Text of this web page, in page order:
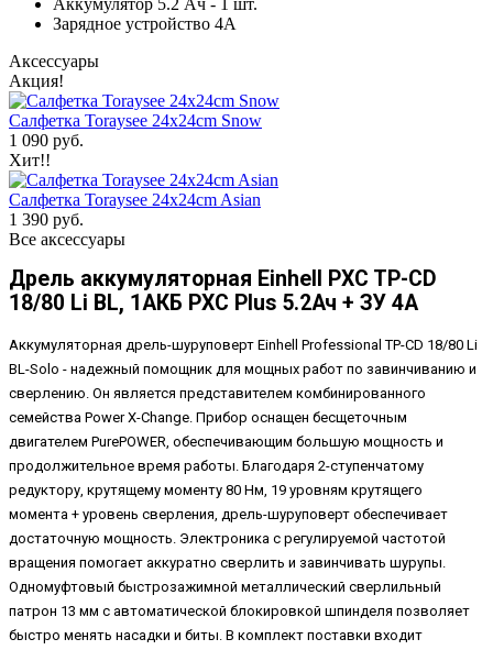
Аккумулятор 5.2 Ач - 1 шт.
Зарядное устройство 4А
Аксессуары
Акция!
Салфетка Toraysee 24x24cm Snow
1 090 руб.
Хит!!
Салфетка Toraysee 24x24cm Asian
1 390 руб.
Все аксессуары
Дрель аккумуляторная Einhell PXC TP-CD
18/80 Li BL, 1АКБ PXC Plus 5.2Ач + ЗУ 4А
Аккумуляторная дрель-шуруповерт Einhell Professional TP-CD 18/80 Li
BL-Solo - надежный помощник для мощных работ по завинчиванию и
сверлению. Он является представителем комбинированного
семейства Power X-Change. Прибор оснащен бесщеточным
двигателем PurePOWER, обеспечивающим большую мощность и
продолжительное время работы. Благодаря 2-ступенчатому
редуктору, крутящему моменту 80 Нм, 19 уровням крутящего
момента + уровень сверления, дрель-шуруповерт обеспечивает
достаточную мощность. Электроника с регулируемой частотой
вращения помогает аккуратно сверлить и завинчивать шурупы.
Одномуфтовый быстрозажимной металлический сверлильный
патрон 13 мм с автоматической блокировкой шпинделя позволяет
быстро менять насадки и биты. В комплект поставки входит